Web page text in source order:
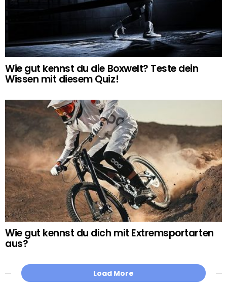
Wie gut kennst du die Boxwelt? Teste dein
Wissen mit diesem Quiz!
Wie gut kennst du dich mit Extremsportarten
aus?
Load More